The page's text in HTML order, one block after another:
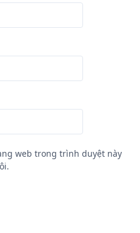
web trong trình duyệt này